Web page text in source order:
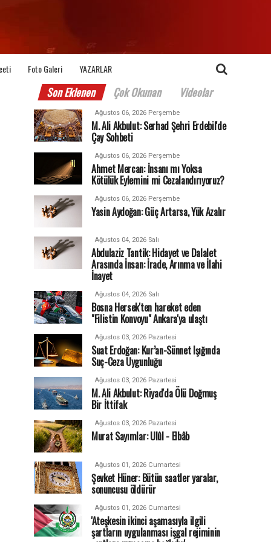
Foto Galeri YAZARLAR
Son Eklenen Çok Okunan Videolar
Ağustos 06, 2026 Perşembe
M. Ali Akbulut: Serhad Şehri Erdebil'de
Çay Sohbeti
Ağustos 06, 2026 Perşembe
Ahmet Mercan: İnsanı mı Yoksa
Kötülük Eylemini mi Cezalandırıyoruz?
Ağustos 06, 2026 Perşembe
Yasin Aydoğan: Güç Artarsa, Yük Azalır
Ağustos 04, 2026 Salı
Abdulaziz Tantik: Hidayet ve Dalalet
Arasında İnsan: İrade, Arınma ve İlahi
İnayet
Ağustos 04, 2026 Salı
Bosna Hersek'ten hareket eden
"Filistin Konvoyu" Ankara'ya ulaştı
Ağustos 03, 2026 Pazartesi
Suat Erdoğan: Kur’an-Sünnet Işığında
Suç-Ceza Uygunluğu
Ağustos 03, 2026 Pazartesi
M. Ali Akbulut: Riyad'da Ölü Doğmuş
Bir İttifak
Ağustos 03, 2026 Pazartesi
Murat Sayımlar: Ulûl - Elbâb
Ağustos 01, 2026 Cumartesi
Şevket Hüner: Bütün saatler yaralar,
sonuncusu öldürür
Ağustos 01, 2026 Cumartesi
'Ateşkesin ikinci aşamasıyla ilgili
şartların uygulanması işgal rejiminin